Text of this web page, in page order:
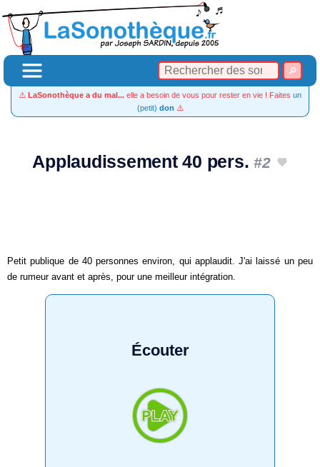
⚠️ LaSonothèque a du mal... elle a besoin de vous pour rester en vie ! Faites un
(petit) don ⚠️
Applaudissement 40 pers.#2
Petit publique de 40 personnes environ, qui applaudit. J'ai laissé un peu
de rumeur avant et après, pour une meilleur intégration.
Écouter